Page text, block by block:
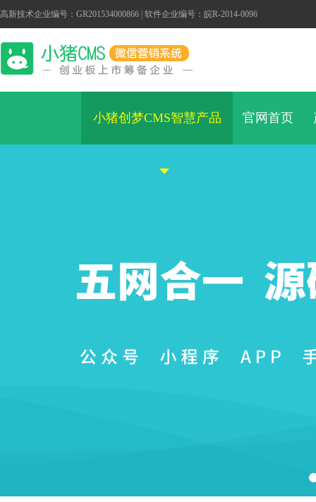
高新技术企业编号：GR201534000866 | 软件企业编号：皖R-2014-0096
小猪创梦CMS智慧产品 官网首页